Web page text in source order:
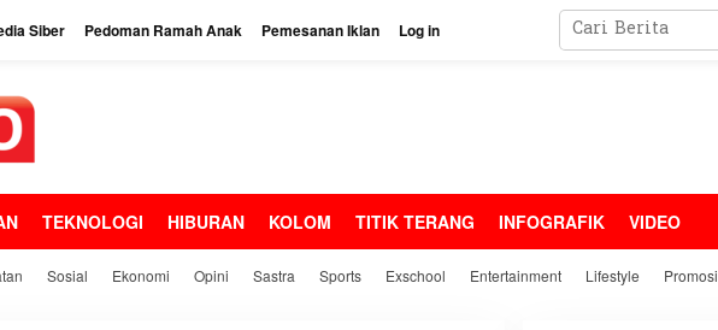
Siber Pedoman Ramah Anak Pemesanan Iklan Log in
TEKNOLOGI HIBURAN KOLOM TITIK TERANG INFOGRAFIK VIDEO
Sosial Ekonomi Opini Sastra Sports Exschool Entertainment Lifestyle Promosi